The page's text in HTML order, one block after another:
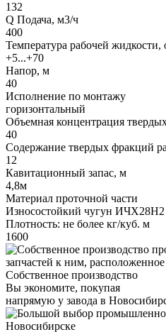
132
Q Подача, м3/ч
400
Температура рабочей
+5...+70
Напор, м
40
Исполнение по монтажу
горизонтальный
Объемная концентрация
40
Содержание твердых фракций
12
Кавитационный запас, м
4,8м
Материал проточной части
Износостойкий чугун ИЧХ28Н2
Плотность: не более кг/куб. м
1600
Собственное производство
Вы экономите, покупая
напрямую у завода в